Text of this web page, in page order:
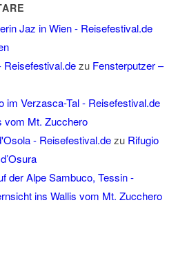
Jaz in Wien - Reisefestival.de
Reisefestival.dezu Fensterputzer –
im Verzasca-Tal - Reisefestival.de
vom Mt. Zucchero
- Reisefestival.dezu Rifugio
der Alpe Sambuco, Tessin -
ins Wallis vom Mt. Zucchero